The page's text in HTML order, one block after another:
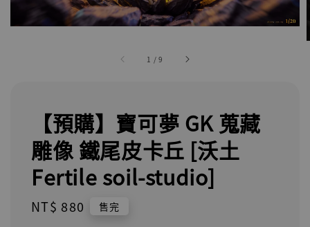
1 /9
【預購】寶可夢 GK 蒐藏
雕像 鐵尾皮卡丘 [沃土
Fertile soil-studio]
Regular
NT$ 880 售完